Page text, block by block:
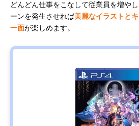
どんどん仕事をこなして従業員を増や
ーンを発生させれば美麗なイラストと
一面が楽しめます。